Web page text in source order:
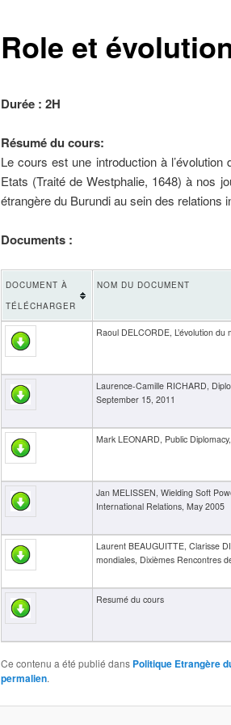
Role et
Durée : 2H
Résumé du cours:
Le cours est une introduction à
Etats (Traité de Westphalie, 1648) à nos
étrangère du Burundi au sein des relations
Documents :
DOCUMENT À
TÉLÉCHARGER
NOM DU DOCUMENT
Raoul DELCORDE, L’évolution
Laurence-Camille RICHARD,
September 15, 2011
Mark LEONARD, Public
Jan MELISSEN, Wielding Soft
International Relations, May 2005
Laurent BEAUGUITTE, Clarisse
mondiales, Dixièmes Rencontres
Resumé du cours
Ce contenu a été publié dans Politique Etrangère
permalien.